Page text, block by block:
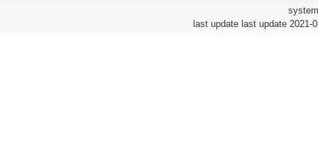
last update last update 2021-